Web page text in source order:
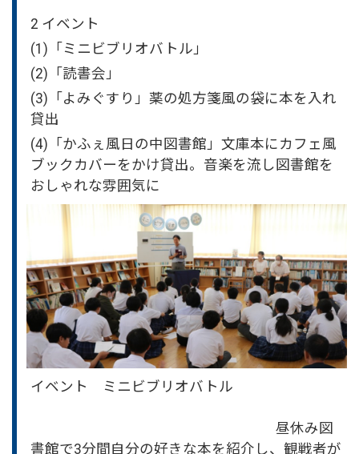
2 イベント
(1)「ミニビブリオバトル」
(2)「読書会」
(3)「よみぐすり」薬の処方箋風の袋に本を入れ
貸出
(4)「かふぇ風日の中図書館」文庫本にカフェ風
ブックカバーをかけ貸出。音楽を流し図書館を
おしゃれな雰囲気に
イベント ミニビブリオバトル
昼休み図
書館で3分間自分の好きな本を紹介し、観戦者が